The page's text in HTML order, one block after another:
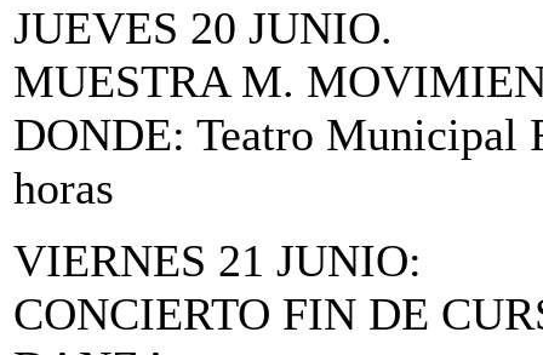
JUEVES 20 JUNIO.
MUESTRA M.
DONDE: Teatro Municipal
horas
VIERNES 21 JUNIO:
CONCIERTO FIN DE